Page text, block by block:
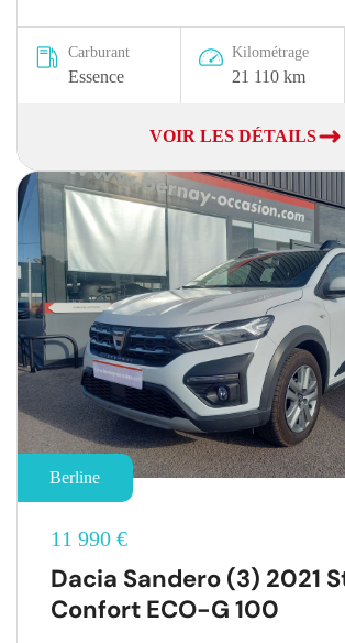
Carburant
Essence
Kilométrage
21 110 km
VOIR LES DÉTAILS
Berline
11 990 €
Dacia Sandero (3) 2021
Confort ECO-G 100